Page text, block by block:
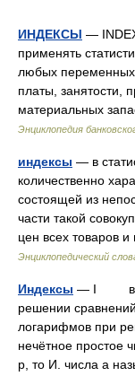
ИНДЕКСЫ —
применять
любых переменных
платы, занятости,
материальных
Энциклопедия
индексы — в
количественно
состоящей из
части такой
цен всех товаров
Энциклопедический
Индексы — I в
решении
логарифмов при
нечётное простое
р, то И. числа а